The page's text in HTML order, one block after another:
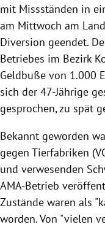
Untermenü
mit Missständen in
am Mittwoch am
Diversion geendet.
Betriebes im Bezirk
Geldbuße von 1.000
sich der 47-Jährige
gesprochen, zu spät
Bekannt geworden
gegen Tierfabriken
und verwesenden
AMA-Betrieb
Zustände waren als
worden. Von "vielen